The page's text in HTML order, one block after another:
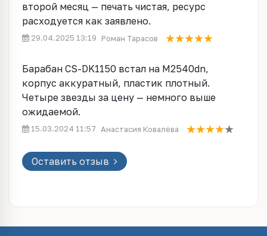
второй месяц — печать чистая, ресурс
расходуется как заявлено.
29.04.2025 13:19 Роман Тарасов
Барабан CS-DK1150 встал на M2540dn,
корпус аккуратный, пластик плотный.
Четыре звезды за цену — немного выше
ожидаемой.
15.03.2024 11:57 Анастасия Ковалёва
Оставить отзыв